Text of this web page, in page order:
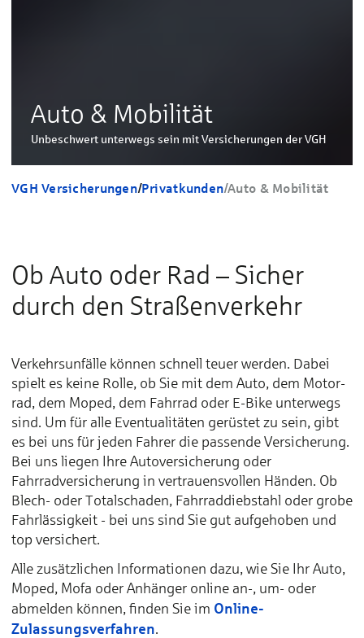
Auto & Mobilität
Unbeschwert unterwegs sein mit Versicherungen der VGH
VGH Versicherungen/Privatkunden/Auto & Mobilität
Ob Auto oder Rad – Sicher
durch den Straßenverkehr
Verkehrsunfälle kön­nen schnell teuer wer­den. Da­bei
spielt es keine Rolle, ob Sie mit dem Au­to, dem Mo­tor­
rad, dem Mo­ped, dem Fahrrad oder E-Bike un­ter­wegs
sind. Um für al­le Even­tua­li­tä­ten ge­rüs­tet zu sein, gibt
es bei uns für je­den Fah­rer die pas­sen­de Ver­si­che­rung.
Bei uns lie­gen Ih­re Autover­si­che­­run­g oder
Fahrradversicherung in ver­trauens­vol­len Hän­den. Ob
Blech- oder To­tal­scha­den, Fahrraddiebstahl oder grobe
Fahrlässigkeit - bei uns sind Sie gut auf­ge­ho­ben und
top versichert.
Alle zusätzlichen Informationen dazu, wie Sie Ihr Auto,
Moped, Mofa oder Anhänger online an-, um- oder
abmelden können, finden Sie im Online-
Zulassungsverfahren.